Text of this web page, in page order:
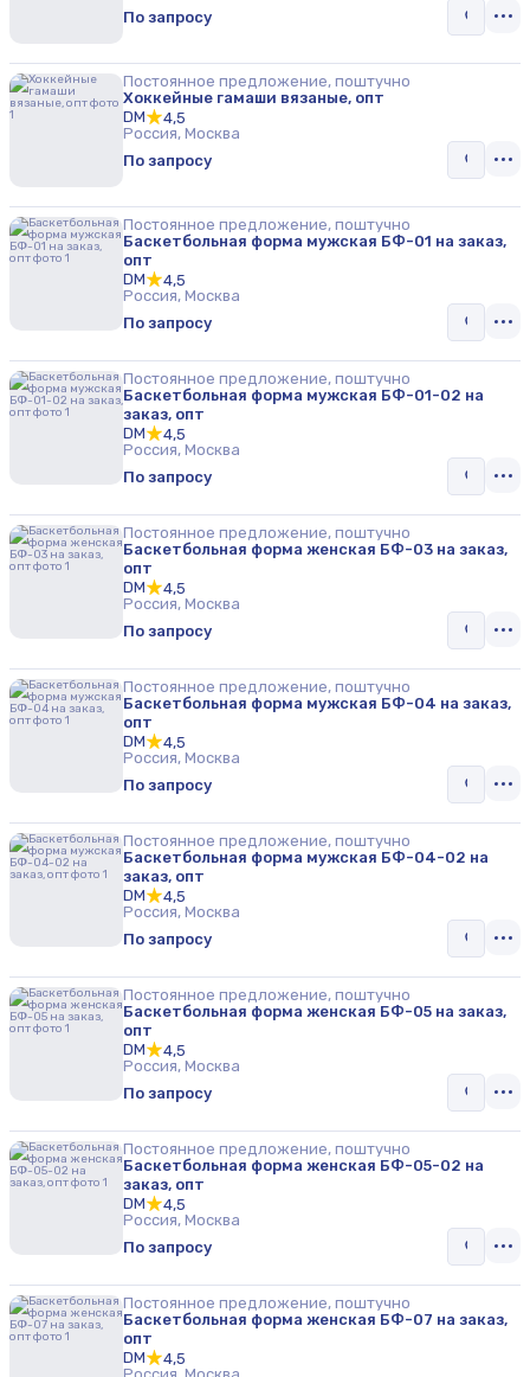
По запросу
Постоянное предложение, поштучно
Хоккейные гамаши вязаные, опт
DM
4,5
Россия, Москва
По запросу
Постоянное предложение, поштучно
Баскетбольная форма мужская БФ-01 на заказ,
опт
DM
4,5
Россия, Москва
По запросу
Постоянное предложение, поштучно
Баскетбольная форма мужская БФ-01-02 на
заказ, опт
DM
4,5
Россия, Москва
По запросу
Постоянное предложение, поштучно
Баскетбольная форма женская БФ-03 на заказ,
опт
DM
4,5
Россия, Москва
По запросу
Постоянное предложение, поштучно
Баскетбольная форма мужская БФ-04 на заказ,
опт
DM
4,5
Россия, Москва
По запросу
Постоянное предложение, поштучно
Баскетбольная форма мужская БФ-04-02 на
заказ, опт
DM
4,5
Россия, Москва
По запросу
Постоянное предложение, поштучно
Баскетбольная форма женская БФ-05 на заказ,
опт
DM
4,5
Россия, Москва
По запросу
Постоянное предложение, поштучно
Баскетбольная форма женская БФ-05-02 на
заказ, опт
DM
4,5
Россия, Москва
По запросу
Постоянное предложение, поштучно
Баскетбольная форма женская БФ-07 на заказ,
опт
DM
4,5